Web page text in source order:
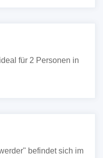
für 2 Personen in
befindet sich im